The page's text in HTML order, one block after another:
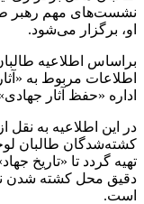
نشست‌های مهم رهبر
او، برگزار می‌شود.
براساس اطلاعیه
اطلاعات مربوط به
اداره «حفظ آثار
در این اطلاعیه به نقل
کشته‌شدگان طالبان
تهیه گردد تا «تاریخ
دقیق محل کشته شدن
است.